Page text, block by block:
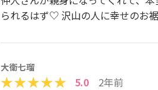
られるはず♡ 沢山の人に幸せのお裾
大衛七瑠
5.0
2年前